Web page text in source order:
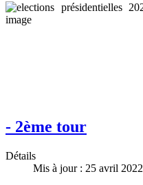
- 2ème tour
Détails
Mis à jour : 25 avril 2022